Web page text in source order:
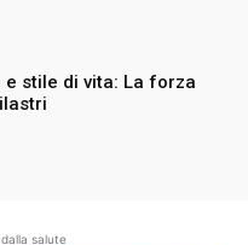
e stile di vita: La forza
salute